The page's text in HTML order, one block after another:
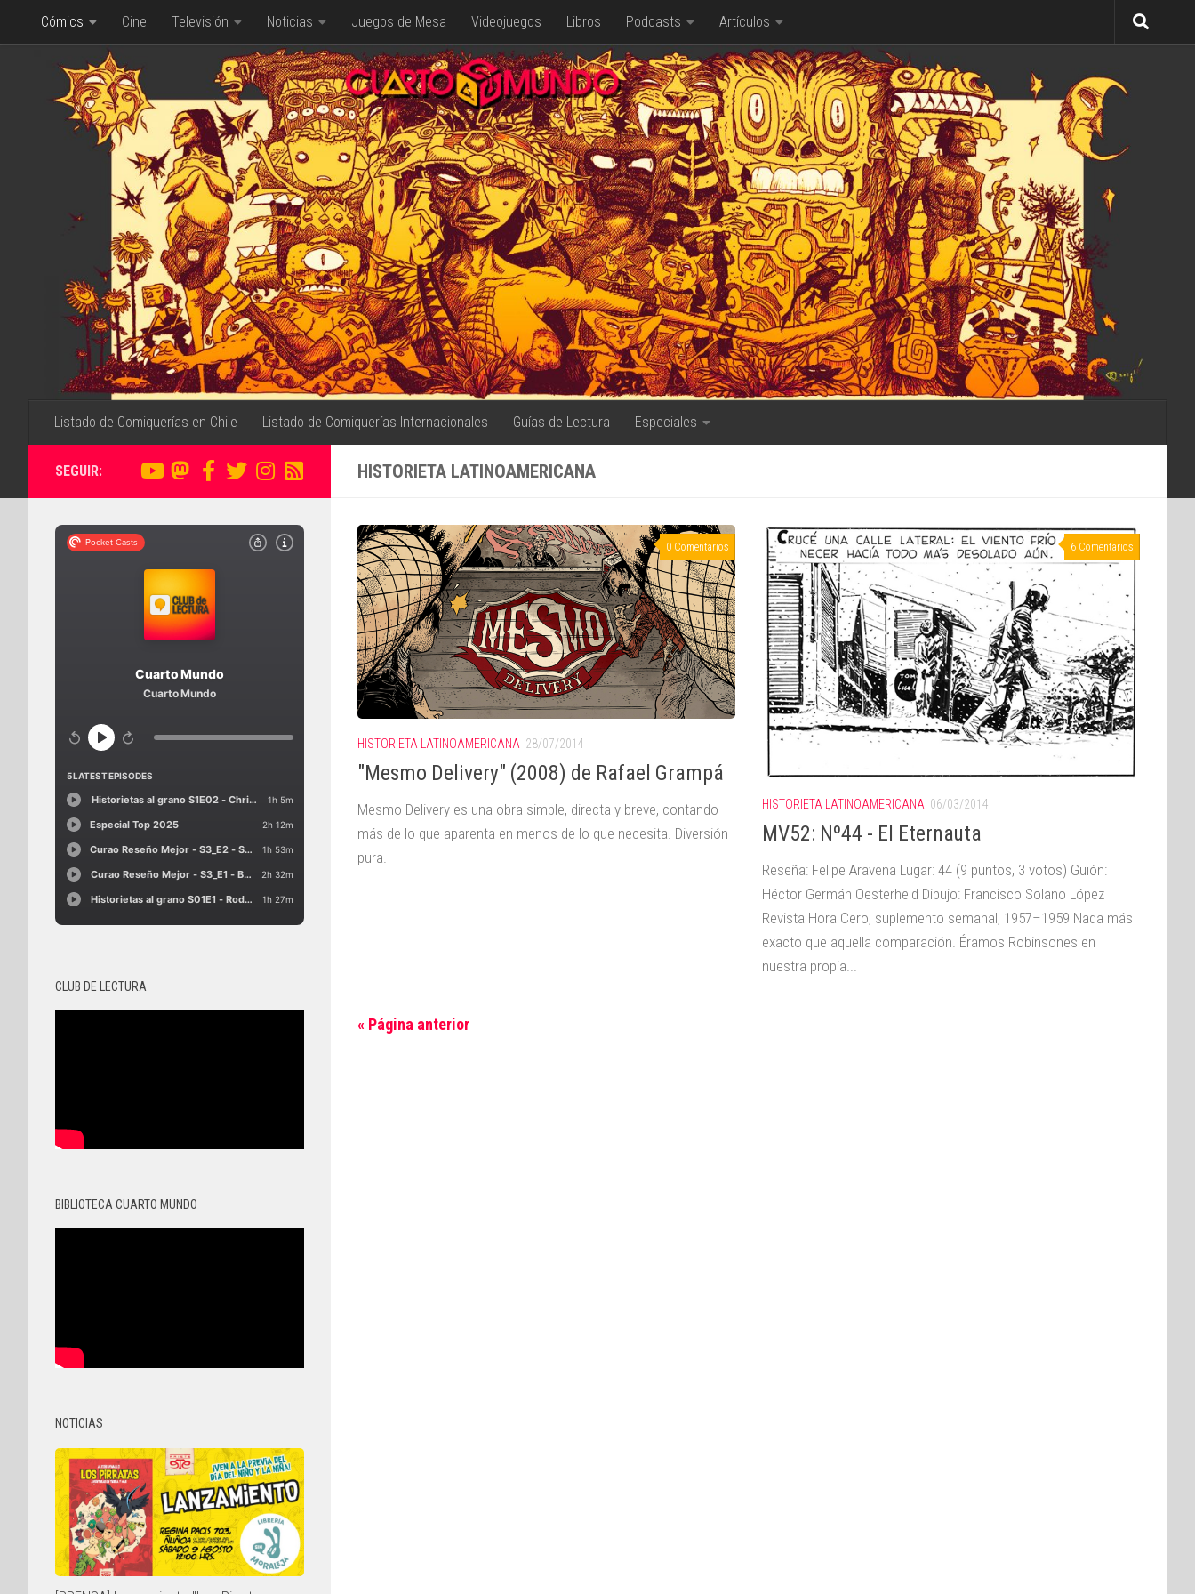
Saltar al contenido
Cómics Cine Televisión Noticias Juegos de Mesa Videojuegos Libros Podcasts Artículos
Listado de Comiquerías en Chile Listado de Comiquerías Internacionales Guías de Lectura Especiales
HISTORIETA LATINOAMERICANA
0 Comentarios
HISTORIETA LATINOAMERICANA 28/07/2014
"Mesmo Delivery" (2008) de Rafael Grampá
Mesmo Delivery es una obra simple, directa y breve, contando
más de lo que aparenta en menos de lo que necesita. Diversión
pura.
6 Comentarios
HISTORIETA LATINOAMERICANA 06/03/2014
MV52: Nº44 - El Eternauta
Reseña: Felipe Aravena Lugar: 44 (9 puntos, 3 votos) Guión:
Héctor Germán Oesterheld Dibujo: Francisco Solano López
Revista Hora Cero, suplemento semanal, 1957–1959 Nada más
exacto que aquella comparación. Éramos Robinsones en
nuestra propia...
« Página anterior
SEGUIR:
CLUB DE LECTURA
BIBLIOTECA CUARTO MUNDO
NOTICIAS